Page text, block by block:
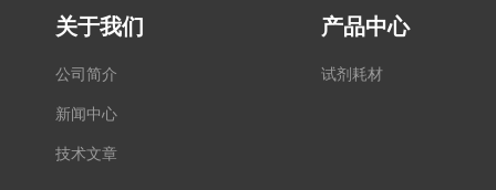
关于我们
公司简介
新闻中心
技术文章
产品中心
试剂耗材